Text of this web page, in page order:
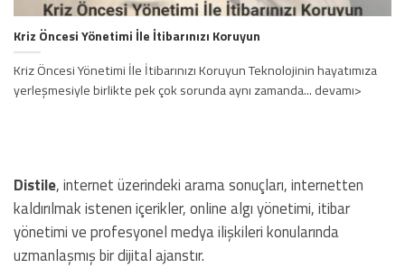
Kriz Öncesi Yönetimi İle İtibarınızı Koruyun
Kriz Öncesi Yönetimi İle İtibarınızı Koruyun Teknolojinin hayatımıza
yerleşmesiyle birlikte pek çok sorunda aynı zamanda... devamı>
Distile, internet üzerindeki arama sonuçları, internetten
kaldırılmak istenen içerikler, online algı yönetimi, itibar
yönetimi ve profesyonel medya ilişkileri konularında
uzmanlaşmış bir dijital ajanstır.